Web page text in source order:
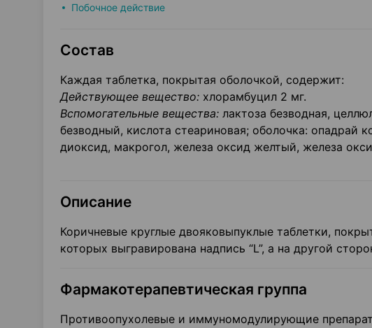
Побочное действие
Состав
Каждая таблетка, покрытая оболочкой, содержит:
Действующее вещество: хлорамбуцил 2 мг.
Вспомогательные вещества: лактоза безводная,
безводный, кислота стеариновая; оболочка: опадрай
диоксид, макрогол, железа оксид желтый, железа
Описание
Коричневые круглые двояковыпуклые таблетки,
которых выгравирована надпись “L”, а на другой
Фармакотерапевтическая группа
Противоопухолевые и иммуномодулирующие